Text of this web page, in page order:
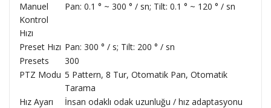
Manuel
Kontrol
Hızı
Pan: 0.1 ° ~ 300 ° / sn; Tilt: 0.1 ° ~ 120 ° / sn
Preset Hızı Pan: 300 ° / s; Tilt: 200 ° / sn
Presets
300
PTZ Modu 5 Pattern, 8 Tur, Otomatik Pan, Otomatik
Tarama
Hız Ayarı
İnsan odaklı odak uzunluğu / hız adaptasyonu